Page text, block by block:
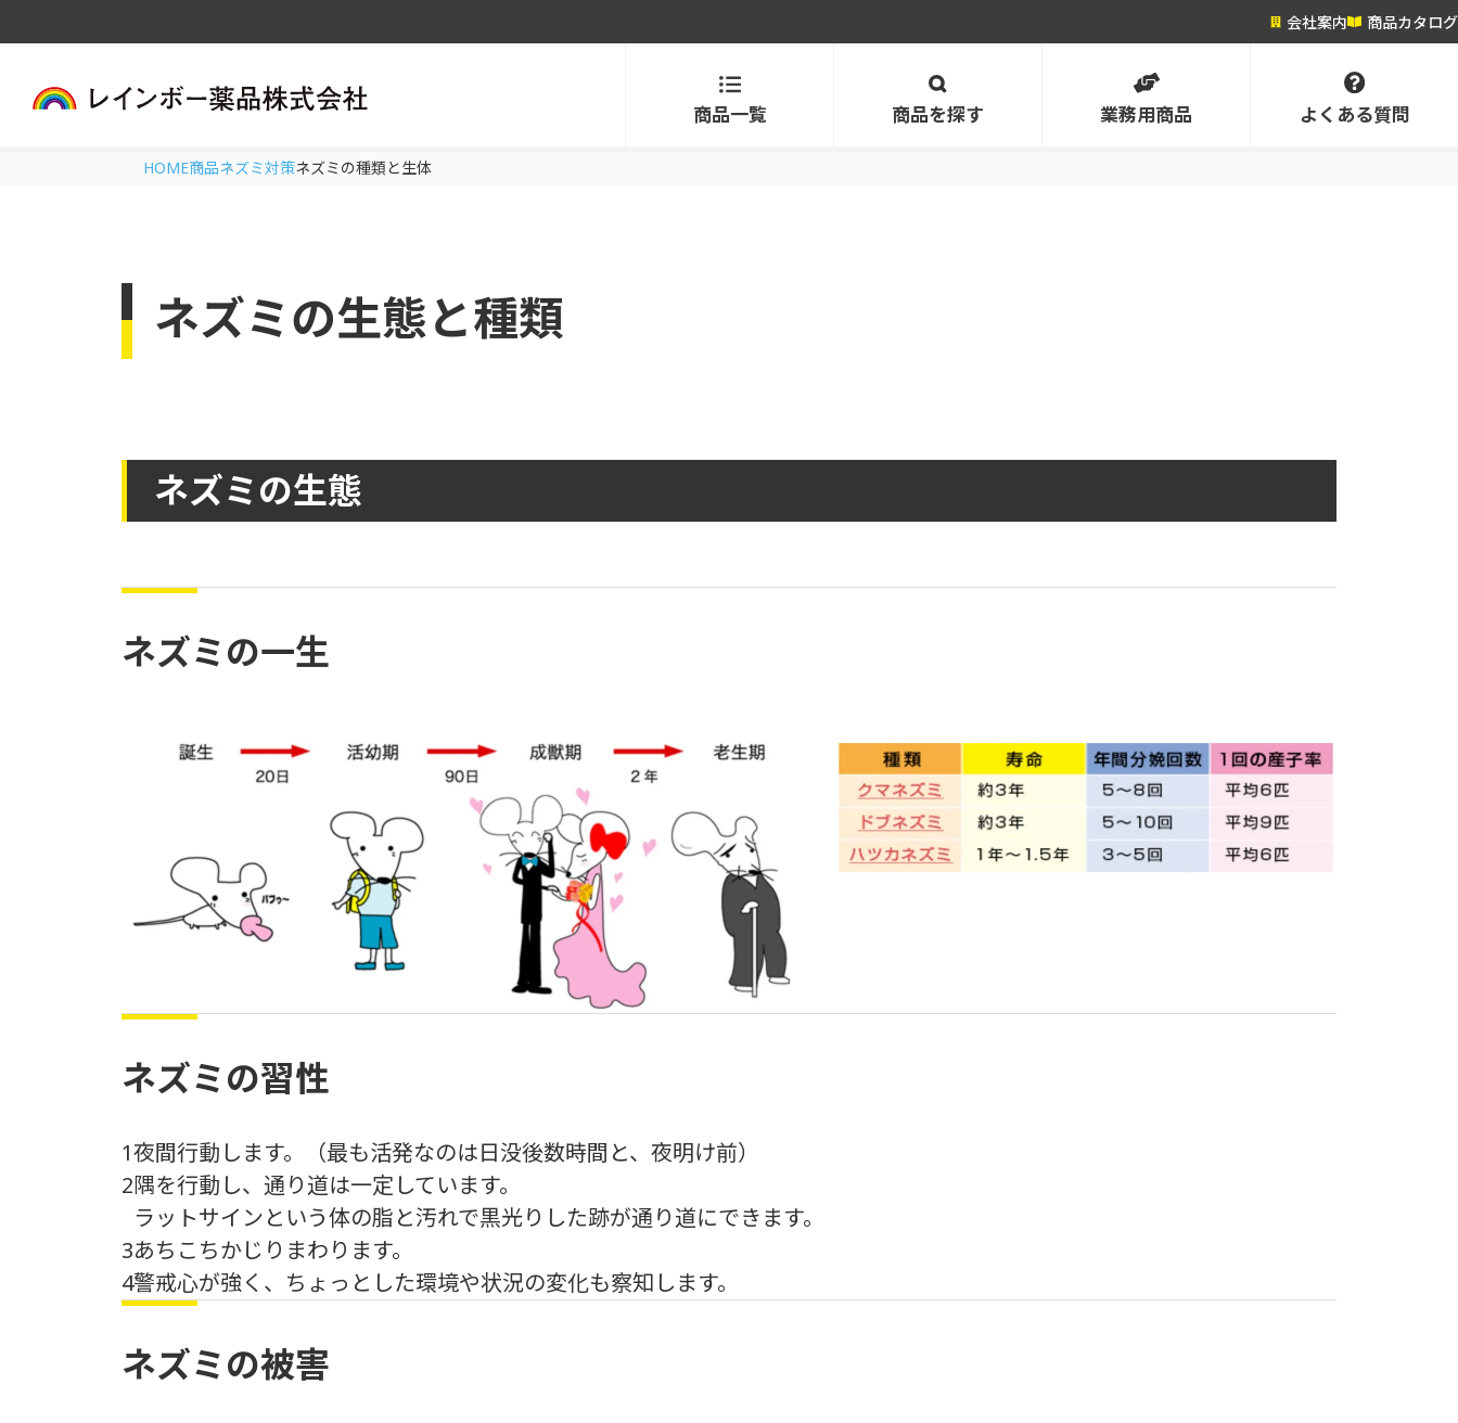
会社案内 商品カタログ
商品一覧 商品を探す 業務用商品 よくある質問
HOME商品ネズミ対策ネズミの種類と生体
ネズミの生態と種類
ネズミの生態
ネズミの一生
ネズミの習性
1夜間行動します。（最も活発なのは日没後数時間と、夜明け前）
2隅を行動し、通り道は一定しています。
ラットサインという体の脂と汚れで黒光りした跡が通り道にできます。
3あちこちかじりまわります。
4警戒心が強く、ちょっとした環境や状況の変化も察知します。
ネズミの被害